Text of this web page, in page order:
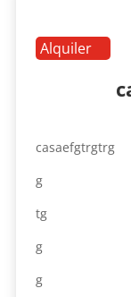
Alquiler
casaefgtrgtrg
g
tg
g
g